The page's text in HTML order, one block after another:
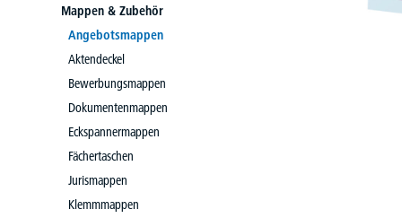
Mappen & Zubehör
Angebotsmappen
Aktendeckel
Bewerbungsmappen
Dokumentenmappen
Eckspannermappen
Fächertaschen
Jurismappen
Klemmmappen